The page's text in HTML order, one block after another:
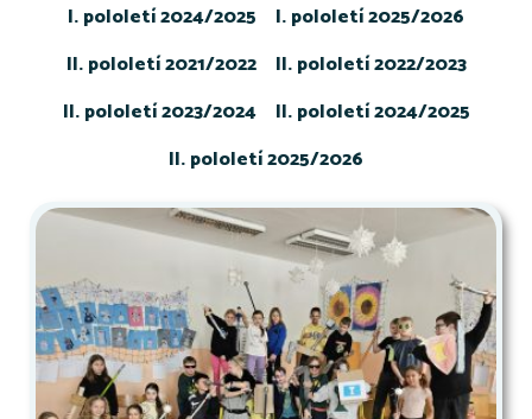
I. pololetí 2024/2025
I. pololetí 2025/2026
II. pololetí 2021/2022
II. pololetí 2022/2023
II. pololetí 2023/2024
II. pololetí 2024/2025
II. pololetí 2025/2026